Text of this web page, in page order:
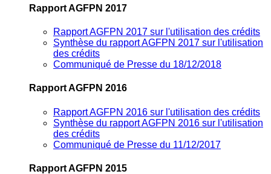
Rapport AGFPN 2017
Rapport AGFPN 2017 sur l'utilisation des crédits
Synthèse du rapport AGFPN 2017 sur l'utilisation
des crédits
Communiqué de Presse du 18/12/2018
Rapport AGFPN 2016
Rapport AGFPN 2016 sur l'utilisation des crédits
Synthèse du rapport AGFPN 2016 sur l'utilisation
des crédits
Communiqué de Presse du 11/12/2017
Rapport AGFPN 2015